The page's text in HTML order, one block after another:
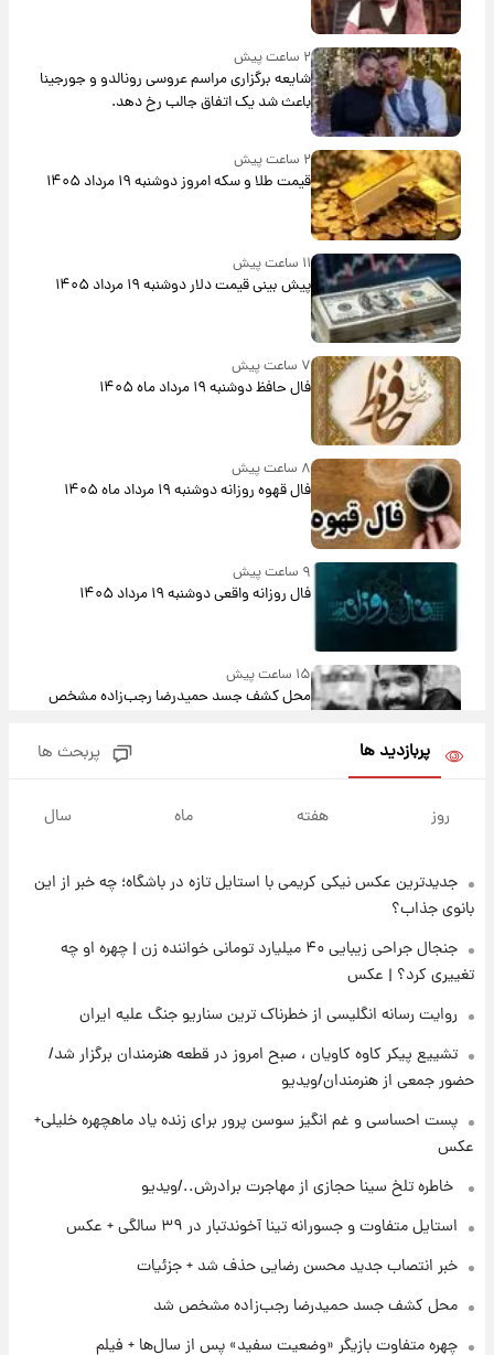
۲ ساعت پیش
شایعه برگزاری مراسم عروسی رونالدو و جورجینا
باعث شد یک اتفاق جالب رخ دهد.
۲ ساعت پیش
قیمت طلا و سکه امروز دوشنبه ۱۹ مرداد ۱۴۰۵
۱۱ ساعت پیش
پیش‌ بینی قیمت دلار دوشنبه ۱۹ مرداد ۱۴۰۵
۷ ساعت پیش
فال حافظ دوشنبه ۱۹ مرداد ماه ۱۴۰۵
۸ ساعت پیش
فال قهوه روزانه دوشنبه ۱۹ مرداد ماه ۱۴۰۵
فال روزانه واقعی دوشنبه ۱۹ مرداد ۱۴۰۵
۱۵ ساعت پیش
محل کشف جسد حمیدرضا رجب‌زاده مشخص
۱۴۰۵ + جدول
۱۷ ساعت پیش
تصاویر شگفت‌انگیز از اهرام باستانی سودان در
دل صحرا + عکس
۱۹ ساعت پیش
زمان برگزاری دربی ۱۰۷ اعلام شد؟
۱۹ ساعت پیش
خبر انتصاب جدید محسن رضایی حذف شد +
جزئیات
پست جدید محسن رضایی در شورای عالی امنیت
ملی
پربازدید ها پربحث ها
روز هفته ماه سال
جدیدترین عکس نیکی کریمی با استایل تازه در باشگاه؛ چه خبر از این
بانوی جذاب؟
جنجال جراحی زیبایی ۴۰ میلیارد تومانی خواننده زن | چهره او چه
تغییری کرد؟ | عکس
روایت رسانه انگلیسی از خطرناک ترین سناریو جنگ علیه ایران
تشییع پیکر کاوه کاویان ، صبح امروز در قطعه هنرمندان برگزار شد/
حضور جمعی از هنرمندان/ویدیو
پست احساسی و غم انگیز سوسن پرور برای زنده یاد ماهچهره خلیلی+
عکس
⁨ خاطره تلخ سینا حجازی از مهاجرت برادرش../ویدیو
استایل متفاوت و جسورانه تینا آخوندتبار در ۳۹ سالگی + عکس
خبر انتصاب جدید محسن رضایی حذف شد + جزئیات
محل کشف جسد حمیدرضا رجب‌زاده مشخص شد
چهره متفاوت بازیگر «وضعیت سفید» پس از سال‌ها + فیلم